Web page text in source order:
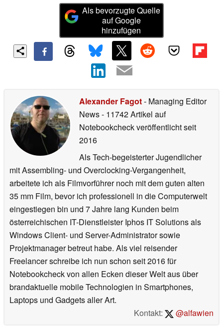
Als bevorzugte Quelle
auf Google
hinzufügen
Alexander Fagot- Managing Editor
News- 11742 Artikel auf
Notebookcheck veröffentlichtseit
2016
Als Tech-begeisterter Jugendlicher
mit Assembling- und Overclocking-Vergangenheit,
arbeitete ich als Filmvorführer noch mit dem guten alten
35 mm Film, bevor ich professionell in die Computerwelt
eingestiegen bin und 7 Jahre lang Kunden beim
österreichischen IT-Dienstleister Iphos IT Solutions als
Windows Client- und Server-Administrator sowie
Projektmanager betreut habe. Als viel reisender
Freelancer schreibe ich nun schon seit 2016 für
Notebookcheck von allen Ecken dieser Welt aus über
brandaktuelle mobile Technologien in Smartphones,
Laptops und Gadgets aller Art.
Kontakt:
@alfawien